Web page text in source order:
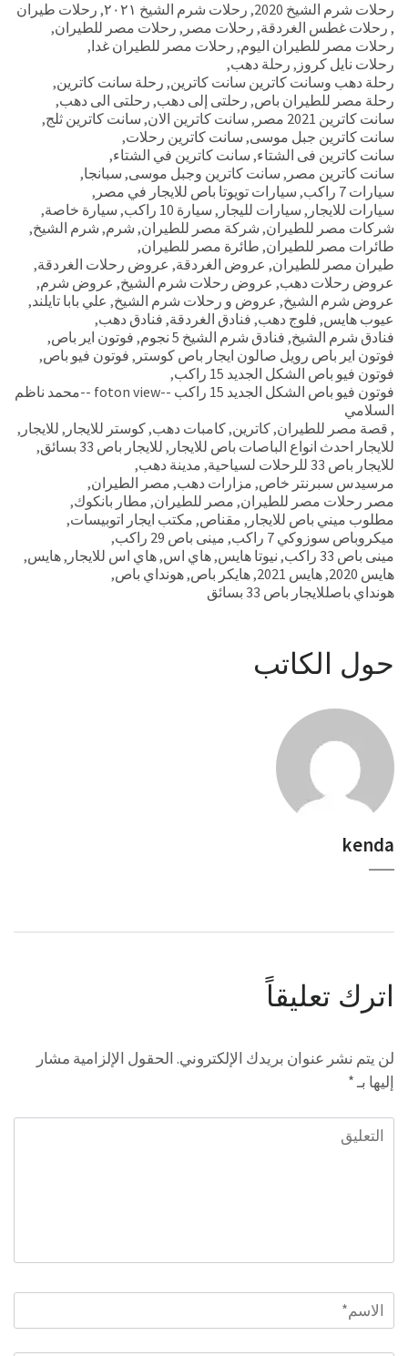
رحلات شرم الشيخ 2020
, رحلات شرم الشيخ ٢٠٢١ , رحلات طيران
, رحلات غطس الغردقة, رحلات مصر , رحلات مصر للطيران,
رحلات مصر للطيران اليوم, رحلات مصر للطيران غدا,
رحلات نايل كروز , رحلة دهب,
رحلة دهب وسانت كاترين سانت كاترين, رحلة سانت كاترين,
رحلة مصر للطيران باص, رحلتى إلى دهب, رحلتى الى دهب,
سانت كاترين 2021 مصر
, سانت كاترين الان, سانت كاترين ثلج,
سانت كاترين جبل موسى, سانت كاترين رحلات,
سانت كاترين فى الشتاء, سانت كاترين في الشتاء,
سانت كاترين مصر , سانت كاترين وجبل موسى, سبانجا,
سيارات 7 راكب
, سيارات تويوتا باص للايجار في مصر ,
سيارات للايجار , سيارات لليجار , سيارة 10 راكب , سيارة خاصة,
شركات مصر للطيران, شركة مصر للطيران, شرم, شرم الشيخ,
طائرات مصر للطيران, طائرة مصر للطيران,
طيران مصر للطيران, عروض الغردقة, عروض رحلات الغردقة,
عروض رحلات دهب, عروض رحلات شرم الشيخ, عروض شرم,
عروض شرم الشيخ, عروض و رحلات شرم الشيخ, علي بابا تايلند,
عيوب هايس, فلوج دهب, فنادق الغردقة, فنادق دهب,
فنادق شرم الشيخ, فنادق شرم الشيخ 5 نجوم , فوتون اير باص,
فوتون اير باص رويل صالون ايجار باص كوستر , فوتون فيو باص,
فوتون فيو باص الشكل الجديد 15 راكب
,
فوتون فيو باص الشكل الجديد 15 راكب --foton view --محمد ناظم
السلامي
, قصة مصر للطيران,كاترين,كامبات دهب,كوستر للايجار , للايجار ,
للايجار احدث انواع الباصات باص للايجار , للايجار باص 33 بسائق
,
للايجار باص 33 للرحلات لسياحية
, مدينة دهب,
مرسيدس سبرنتر خاص, مزارات دهب, مصر الطيران,
مصر رحلات مصر للطيران, مصر للطيران, مطار بانكوك,
مطلوب ميني باص للايجار , مقناص, مكتب ايجار اتوبيسات,
ميكروباص سوزوكي 7 راكب
, مينى باص 29 راكب
,
مينى باص 33 راكب
, نيوتا هايس,هاي اس,هاي اس للايجار ,هايس,
هايس 2020
,هايس 2021 ,هايكر باص,هونداي باص,
هونداي باصللايجار باص 33 بسائق
حول الكاتب
kenda
اترك تعليقاً
لن يتم نشر عنوان بريدك الإلكتروني. الحقول الإلزامية مشار
إليها بـ*
التعليق
الاسم